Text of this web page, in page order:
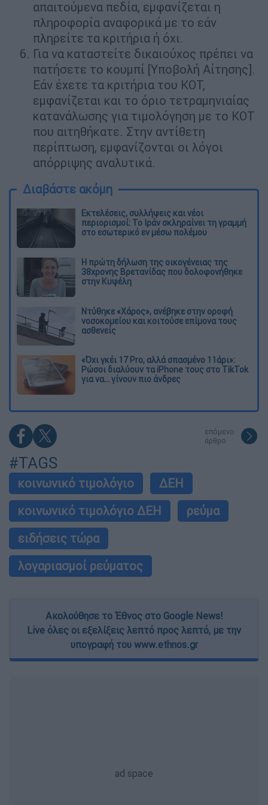
απαιτούμενα πεδία, εμφανίζεται η
πληροφορία αναφορικά με το εάν
πληρείτε τα κριτήρια ή όχι.
Για να καταστείτε δικαιούχος πρέπει να
πατήσετε το κουμπί [Υποβολή Αίτησης].
Εάν έχετε τα κριτήρια του ΚΟΤ,
εμφανίζεται και το όριο τετραμηνιαίας
κατανάλωσης για τιμολόγηση με το ΚΟΤ
που αιτηθήκατε. Στην αντίθετη
περίπτωση, εμφανίζονται οι λόγοι
απόρριψης αναλυτικά.
Διαβάστε ακόμη
Εκτελέσεις, συλλήψεις και νέοι
περιορισμοί: Το Ιράν σκληραίνει τη γραμμή
στο εσωτερικό εν μέσω πολέμου
Η πρώτη δήλωση της οικογένειας της
38χρονης Βρετανίδας που δολοφονήθηκε
στην Κυψέλη
Ντύθηκε «Χάρος», ανέβηκε στην οροφή
νοσοκομείου και κοιτούσε επίμονα τους
ασθενείς
«Όχι γκέι 17 Pro, αλλά σπασμένο 11άρι»:
Ρώσοι διαλύουν τα iPhone τους στο TikTok
για να... γίνουν πιο άνδρες
επόμενο
άρθρο
#TAGS
κοινωνικό τιμολόγιο
ΔΕΗ
κοινωνικό τιμολόγιο ΔΕΗ
ρεύμα
ειδήσεις τώρα
λογαριασμοί ρεύματος
Ακολούθησε το Έθνος στο Google News!
Live όλες οι εξελίξεις λεπτό προς λεπτό, με την
υπογραφή του www.ethnos.gr